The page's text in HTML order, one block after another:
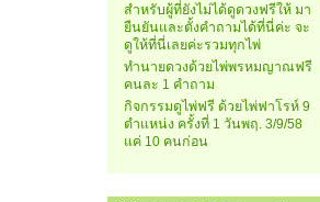
สำหรับผู้ที่ยังไม่ได้ดูดวงฟรีให้ มา
ยืนยันและตั้งคำถามได้ที่นี่ค่ะ จะ
ดูให้ที่นี่เลยค่ะรวมทุกไพ่
ทำนายดวงด้วยไพ่พรหมญาณฟรี
คนละ 1 คำถาม
กิจกรรมดูไพ่ฟรี ด้วยไพ่ฟาโรห์ 9
ตำแหน่ง ครั้งที่ 1 วันพฤ. 3/9/58
แค่ 10 คนก่อน